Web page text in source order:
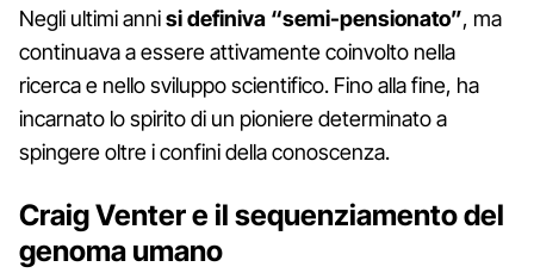
Negli ultimi annisi definiva “semi-pensionato”, ma
continuava a essere attivamente coinvolto nella
ricerca e nello sviluppo scientifico. Fino alla fine, ha
incarnato lo spirito di un pioniere determinato a
spingere oltre i confini della conoscenza.
Craig Venter e il sequenziamento del
genoma umano